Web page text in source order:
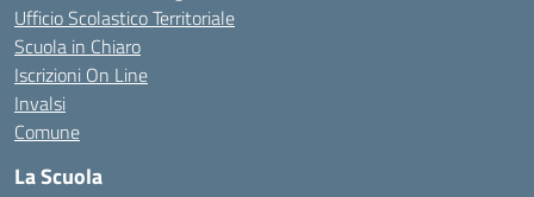
Ufficio Scolastico Territoriale
Scuola in Chiaro
Iscrizioni On Line
Invalsi
Comune
La Scuola